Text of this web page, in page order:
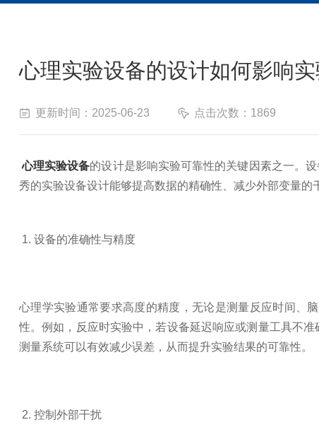
心理实验设备的设计如何影响实
更新时间：2025-06-23 点击次数：1869
心理实验设备的设计是影响实验可靠性的关键因素之一。
秀的实验设备设计能够提高数据的精确性、减少外部变量的
1. 设备的准确性与精度
心理学实验通常要求高度的精度，无论是测量反应时间、
性。例如，反应时实验中，若设备延迟响应或测量工具不
测量系统可以有效减少误差，从而提升实验结果的可靠性。
2. 控制外部干扰